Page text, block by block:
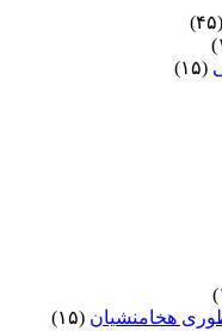
(۴۵)
(۱۵)
هخامنشیان (۱۵)